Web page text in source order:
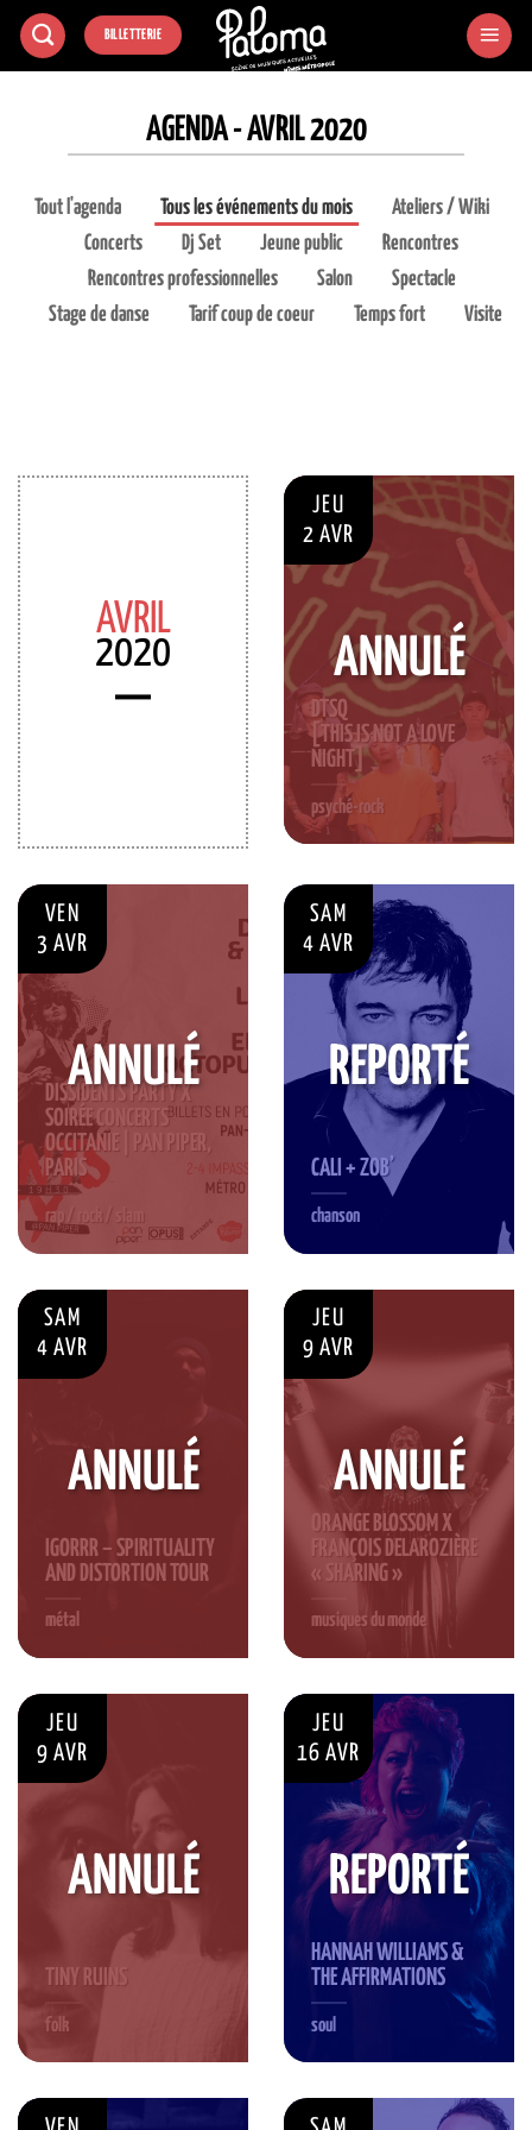
Passer
BILLETTERIE
AGENDA - AVRIL 2020
Tout l'agenda Tous les événements du mois
Ateliers / Wiki
Concerts
Dj Set Jeune public
Rencontres
Rencontres professionnelles
Salon
Spectacle
Stage de danse
Tarif coup de coeur Temps fort Visite
AVRIL
2020
JEU
2 AVR
DTSQ
[THIS IS NOT A LOVE
NIGHT]
psyché-rock
ANNULÉ
VEN
3 AVR
DISSIDENTS PARTY X
SOIRÉE CONCERTS
OCCITANIE | PAN PIPER,
PARIS
rap / rock / slam
ANNULÉ
SAM
4 AVR
CALI + ZOB’
chanson
REPORTÉ
SAM
4 AVR
IGORRR – SPIRITUALITY
AND DISTORTION TOUR
métal
ANNULÉ
JEU
9 AVR
ORANGE BLOSSOM X
FRANÇOIS DELAROZIÈRE
« SHARING »
musiques du monde
ANNULÉ
JEU
9 AVR
TINY RUINS
folk
ANNULÉ
JEU
16 AVR
HANNAH WILLIAMS &
THE AFFIRMATIONS
soul
REPORTÉ